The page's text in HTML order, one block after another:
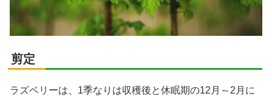
剪定
ラズベリーは、1季なりは収穫後と休眠期の12月～2月に